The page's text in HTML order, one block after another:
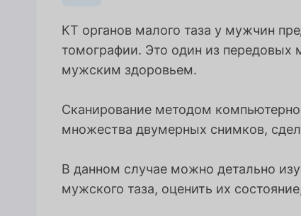
КТ органов малого таза у мужчин
томографии. Это один из передовых
мужским здоровьем.
Сканирование методом
множества двумерных снимков,
В данном случае можно детально
мужского таза, оценить их